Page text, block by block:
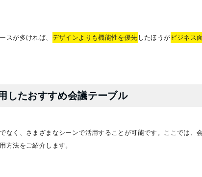
スが多ければ、 デザインよりも機能性を優先 したほうが ビジネス
したおすすめ会議テーブル
なく、さまざまなシーンで活用することが可能です。ここでは、
方法をご紹介します。